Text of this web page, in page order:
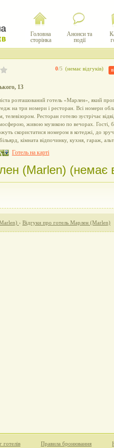
Головна
сторінка
Анонси та
події
0/5 (немає відгуків)
13
розташований готель «Марлен», який
на три номери і ресторан. Всі номери
телевізором. Ресторан готелю зустрічає
живою музикою по вечорах. Гості,
скористатися номером в котеджі, до
кімната відпочинку, кухня, гараж,
Готель на карті
(Marlen) (немає
› Відгуки про готель Марлен (Marlen)
готелів Правила бронювання